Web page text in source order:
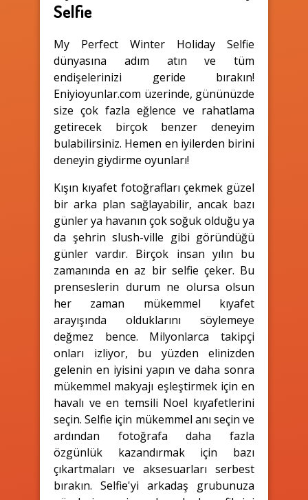
Selfie
My Perfect Winter Holiday Selfie
dünyasına adım atın ve tüm
endişelerinizi geride bırakın!
Eniyioyunlar.com üzerinde, gününüzde
size çok fazla eğlence ve rahatlama
getirecek birçok benzer deneyim
bulabilirsiniz. Hemen en iyilerden birini
deneyin giydirme oyunları!
Kışın kıyafet fotoğrafları çekmek güzel
bir arka plan sağlayabilir, ancak bazı
günler ya havanın çok soğuk olduğu ya
da şehrin slush-ville gibi göründüğü
günler vardır. Birçok insan yılın bu
zamanında en az bir selfie çeker. Bu
prenseslerin durum ne olursa olsun
her zaman mükemmel kıyafet
arayışında olduklarını söylemeye
değmez bence. Milyonlarca takipçi
onları izliyor, bu yüzden elinizden
gelenin en iyisini yapın ve daha sonra
mükemmel makyajı eşleştirmek için en
havalı ve en temsili Noel kıyafetlerini
seçin. Selfie için mükemmel anı seçin ve
ardından fotoğrafa daha fazla
özgünlük kazandırmak için bazı
çıkartmaları ve aksesuarları serbest
bırakın. Selfie'yi arkadaş grubunuza